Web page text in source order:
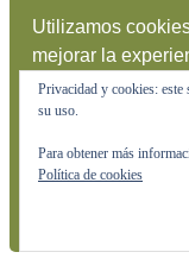
Utilizamos
mejorar la
contenidos y
con la
nuestra política
Privacidad y cookies: este
su uso.
Para obtener más
Política de cookies